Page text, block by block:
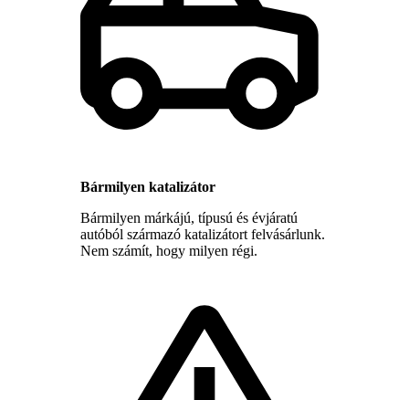
Bármilyen katalizátor
Bármilyen márkájú, típusú és évjáratú
autóból származó katalizátort felvásárlunk.
Nem számít, hogy milyen régi.